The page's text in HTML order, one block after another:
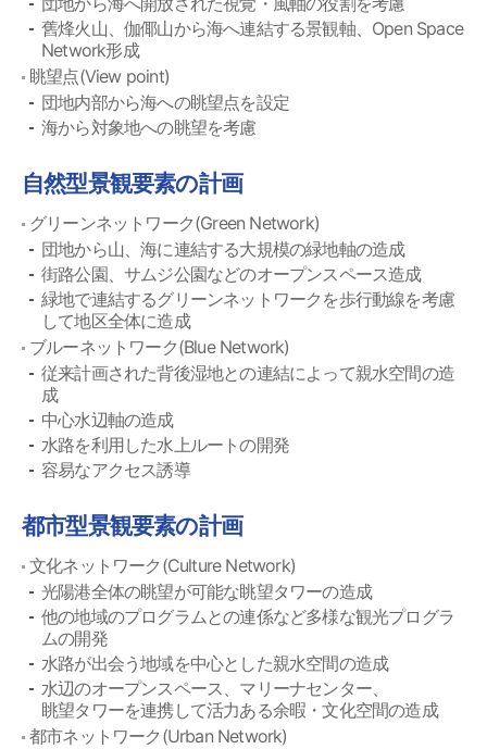
舊烽火山、伽倻山から海へ連結する景観軸、Open Space
Network形成
眺望点(View point)
団地内部から海への眺望点を設定
海から対象地への眺望を考慮
自然型景観要素の計画
グリーンネットワーク(Green Network)
団地から山、海に連結する大規模の緑地軸の造成
街路公園、サムジ公園などのオープンスペース造成
緑地で連結するグリーンネットワークを歩行動線を考慮
して地区全体に造成
ブルーネットワーク(Blue Network)
従来計画された背後湿地との連結によって親水空間の造
成
中心水辺軸の造成
水路を利用した水上ルートの開発
容易なアクセス誘導
都市型景観要素の計画
文化ネットワーク(Culture Network)
光陽港全体の眺望が可能な眺望タワーの造成
他の地域のプログラムとの連係など多様な観光プログラ
ムの開発
水路が出会う地域を中心とした親水空間の造成
水辺のオープンスペース、マリーナセンター、
眺望タワーを連携して活力ある余暇・文化空間の造成
都市ネットワーク(Urban Network)